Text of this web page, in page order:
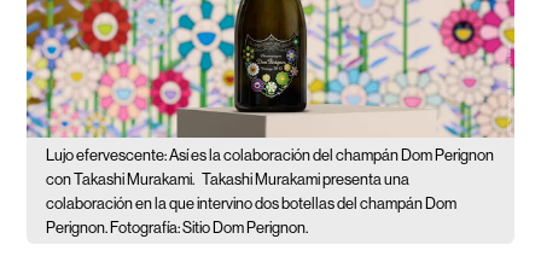
Lujo efervescente: Así es la colaboración del champán Dom Perignon
con Takashi Murakami. Takashi Murakami presenta una
colaboración en la que intervino dos botellas del champán Dom
Perignon. Fotografía: Sitio Dom Perignon.